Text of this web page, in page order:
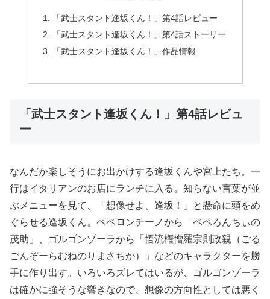
「武士スタント逢坂くん！」第4話レビュー
「武士スタント逢坂くん！」第4話ストーリー
「武士スタント逢坂くん！」作品情報
「武士スタント逢坂くん！」第4話レビュ
ー
なんだか楽しそうにお出かけする逢坂くんや宮上たち。一
行はイタリアンのお店にランチに入る。知らない言葉が並
ぶメニューを見て、「想像せよ、逢坂！」と懸命に頭をめ
ぐらせる逢坂くん。ペペロンチーノから「ペペろんちぃの
茂助」、ゴルゴンゾーラから「悟流権憎羅宗則政親（ごる
ごんぞーらむねのりまさちか）」などのキャラクターを勝
手に作り出す。いろいろズレてはいるが、ゴルゴンゾーラ
は確かに強そうな響きなので、想像の方向性としては悪く